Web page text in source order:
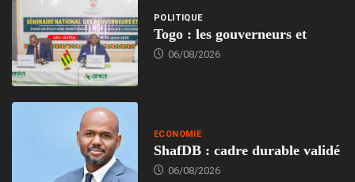
POLITIQUE
Togo : les gouverneurs et
06/08/2026
ECONOMIE
ShafDB : cadre durable validé
06/08/2026